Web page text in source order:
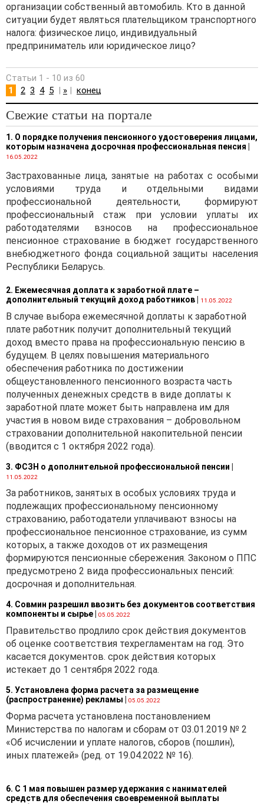
организации собственный автомобиль. Кто в данной
ситуации будет являться плательщиком транспортного
налога: физическое лицо, индивидуальный
предприниматель или юридическое лицо?
Статьи 1 - 10 из 60
1
2 3 4 5 | » | конец
Свежие статьи на портале
1. О порядке получения пенсионного удостоверения лицами,
которым назначена досрочная профессиональная пенсия
16.05.2022
Застрахованные лица, занятые на работах с особыми
условиями труда и отдельными видами
профессиональной деятельности, формируют
профессиональный стаж при условии уплаты их
работодателями взносов на профессиональное
пенсионное страхование в бюджет государственного
внебюджетного фонда социальной защиты населения
Республики Беларусь.
2. Ежемесячная доплата к заработной плате –
дополнительный текущий доход работников
11.05.2022
В случае выбора ежемесячной доплаты к заработной
плате работник получит дополнительный текущий
доход вместо права на профессиональную пенсию в
будущем. В целях повышения материального
обеспечения работника по достижении
общеустановленного пенсионного возраста часть
полученных денежных средств в виде доплаты к
заработной плате может быть направлена им для
участия в новом виде страхования – добровольном
страховании дополнительной накопительной пенсии
(вводится с 1 октября 2022 года).
3. ФСЗН о дополнительной профессиональной пенсии
11.05.2022
За работников, занятых в особых условиях труда и
подлежащих профессиональному пенсионному
страхованию, работодатели уплачивают взносы на
профессиональное пенсионное страхование, из сумм
которых, а также доходов от их размещения
формируются пенсионные сбережения. Законом о ППС
предусмотрено 2 вида профессиональных пенсий:
досрочная и дополнительная.
4. Совмин разрешил ввозить без документов соответствия
компоненты и сырье
05.05.2022
Правительство продлило срок действия документов
об оценке соответствия техрегламентам на год. Это
касается документов. срок действия которых
истекает до 1 сентября 2022 года.
5. Установлена форма расчета за размещение
(распространение) рекламы
05.05.2022
Форма расчета установлена постановлением
Министерства по налогам и сборам от 03.01.2019 № 2
«Об исчислении и уплате налогов, сборов (пошлин),
иных платежей» (ред. от 19.04.2022 № 16).
6. С 1 мая повышен размер удержания с нанимателей
средств для обеспечения своевременной выплаты